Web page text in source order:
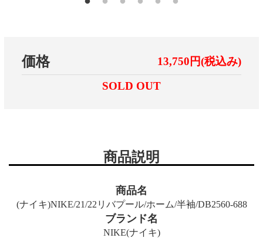
価格
13,750円(税込み)
SOLD OUT
商品説明
商品名
(ナイキ)NIKE/21/22リバプール/ホーム/半袖/DB2560-688
ブランド名
NIKE(ナイキ)